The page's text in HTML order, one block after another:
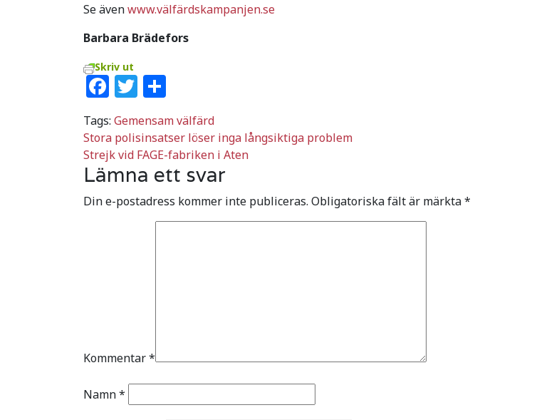
Se ävenwww.välfärdskampanjen.se
Barbara Brädefors
Skriv ut
Facebook
Twitter
Tags: Gemensam välfärd
Inläggsnavigering
Stora polisinsatser löser inga långsiktiga problem
Strejk vid FAGE-fabriken i Aten
Lämna ett svar
Din e-postadress kommer inte publiceras. Obligatoriska fält är märkta*
Kommentar*
Namn*